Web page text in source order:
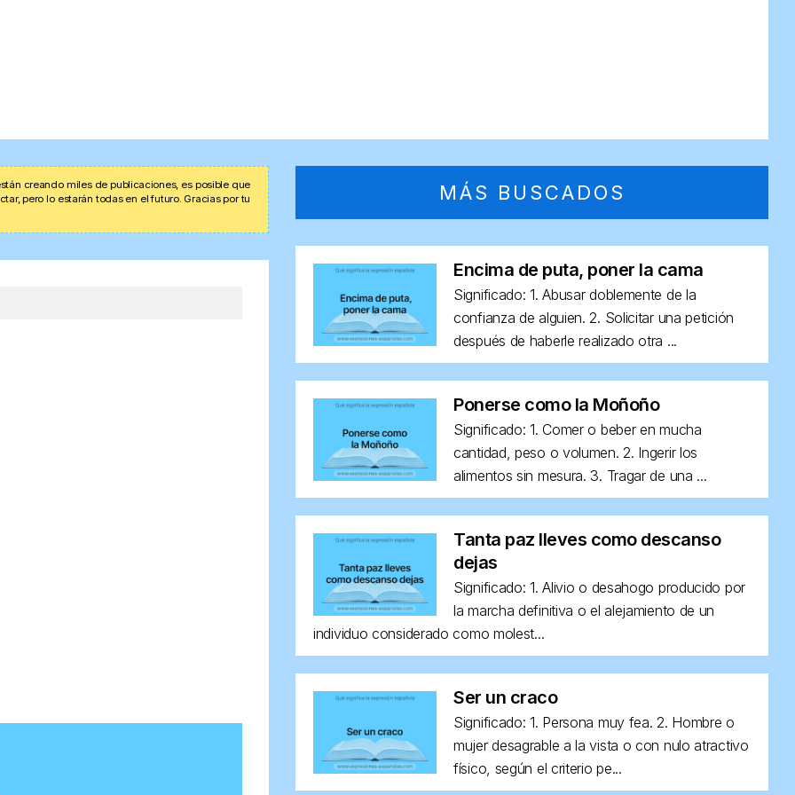
creando miles de publicaciones, es posible que
pero lo estarán todas en el futuro. Gracias por tu
MÁS BUSCADOS
Encima de puta, poner la cama
Significado: 1. Abusar doblemente de la
confianza de alguien. 2. Solicitar una petición
después de haberle realizado otra ...
Ponerse como la Moñoño
Significado: 1. Comer o beber en mucha
cantidad, peso o volumen. 2. Ingerir los
alimentos sin mesura. 3. Tragar de una ...
Tanta paz lleves como descanso
dejas
Significado: 1. Alivio o desahogo producido por
la marcha definitiva o el alejamiento de un
individuo considerado como molest...
Ser un craco
Significado: 1. Persona muy fea. 2. Hombre o
mujer desagrable a la vista o con nulo atractivo
físico, según el criterio pe...